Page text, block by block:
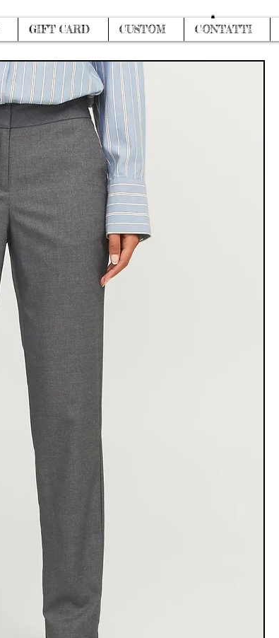
Accedi
GIFT CARD CUSTOM CONTATTI